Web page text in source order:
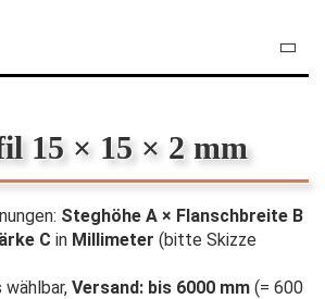
15 × 15 × 2 mm
Steghöhe A × Flanschbreite B
C in Millimeter (bitte Skizze
Versand: bis 6000 mm (= 600